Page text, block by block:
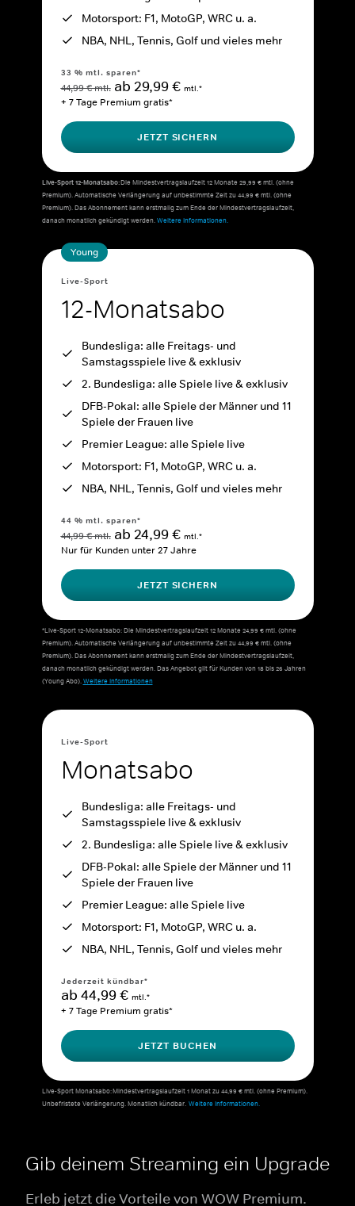
Motorsport: F1, MotoGP, WRC u. a.
NBA, NHL, Tennis, Golf und vieles mehr
33 % mtl. sparen*
44,99 € mtl. ab 29,99 € mtl.*
+ 7 Tage Premium gratis*
JETZT SICHERN
Live-Sport 12-Monatsabo:Die Mindestvertragslaufzeit 12 Monate 29,99 € mtl. (ohne
Premium). Automatische Verlängerung auf unbestimmte Zeit zu 44,99 € mtl. (ohne
Premium). Das Abonnement kann erstmalig zum Ende der Mindestvertragslaufzeit,
danach monatlich gekündigt werden.Weitere Informationen.
Young
Live-Sport
12-Monatsabo
Bundesliga: alle Freitags- und
Samstagsspiele live & exklusiv
2. Bundesliga: alle Spiele live & exklusiv
DFB-Pokal: alle Spiele der Männer und 11
Spiele der Frauen live
Premier League: alle Spiele live
Motorsport: F1, MotoGP, WRC u. a.
NBA, NHL, Tennis, Golf und vieles mehr
44 % mtl. sparen*
44,99 € mtl. ab 24,99 € mtl.*
Nur für Kunden unter 27 Jahre
JETZT SICHERN
*Live-Sport 12-Monatsabo: Die Mindestvertragslaufzeit 12 Monate 24,99 € mtl. (ohne
Premium). Automatische Verlängerung auf unbestimmte Zeit zu 44,99 € mtl. (ohne
Premium). Das Abonnement kann erstmalig zum Ende der Mindestvertragslaufzeit,
danach monatlich gekündigt werden. Das Angebot gilt für Kunden von 18 bis 26 Jahren
(Young Abo).Weitere Informationen
Live-Sport
Monatsabo
Bundesliga: alle Freitags- und
Samstagsspiele live & exklusiv
2. Bundesliga: alle Spiele live & exklusiv
DFB-Pokal: alle Spiele der Männer und 11
Spiele der Frauen live
Premier League: alle Spiele live
Motorsport: F1, MotoGP, WRC u. a.
NBA, NHL, Tennis, Golf und vieles mehr
Jederzeit kündbar*
ab 44,99 € mtl.*
+ 7 Tage Premium gratis*
JETZT BUCHEN
Live-Sport Monatsabo: Mindestvertragslaufzeit 1 Monat zu 44,99 € mtl. (ohne Premium).
Unbefristete Verlängerung. Monatlich kündbar. Weitere Informationen.
Gib deinem Streaming ein Upgrade
Erleb jetzt die Vorteile von WOW Premium.